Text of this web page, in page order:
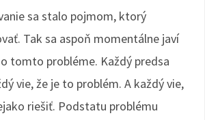
sa stalo pojmom, ktorý
Tak sa aspoň momentálne javí
tomto probléme. Každý predsa
vie, že je to problém. A každý vie,
riešiť. Podstatu problému